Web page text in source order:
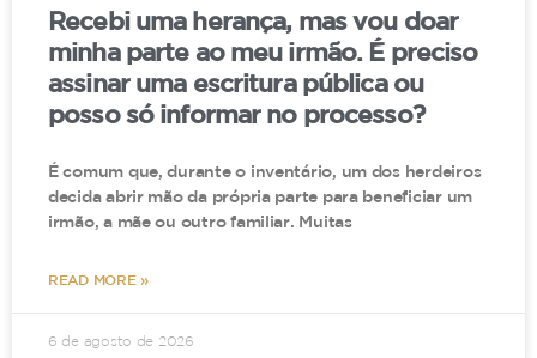
O que diz a jurisprudência?
Um exemplo do assunto que acabamos de tratar
é a seguinte decisão judicial, proferida pelo
Tribunal de Justiça de São Paulo.
parental feita pela mãe ao menor e, dada à
Recebi uma herança, mas vou doar
minha parte ao meu irmão. É preciso
assinar uma escritura pública ou
posso só informar no processo?
É comum que, durante o inventário, um dos herdeiros
decida abrir mão da própria parte para beneficiar um
irmão, a mãe ou outro familiar. Muitas
READ MORE »
6 de agosto de 2026